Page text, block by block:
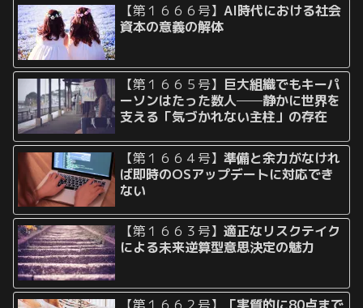
【第１６６６号】AI時代における社会
資本の意義の解体
【第１６６５号】 巨大組織でもキーパ
ーソンはたった数人──静かに世界を
支える「気づかれない主柱」の存在
【第１６６４号】準備と余力がなけれ
ば即時のOSアップデートに対応でき
ない
【第１６６３号】適正なリスクテイク
による未来逆算型意思決定の魅力